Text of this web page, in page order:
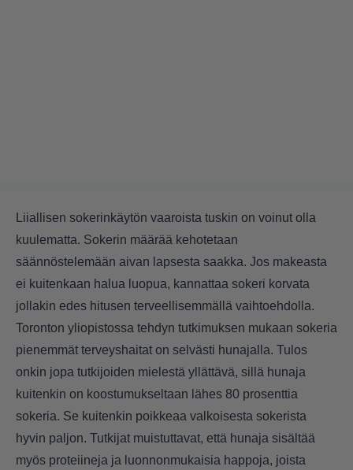
Liiallisen sokerinkäytön vaaroista tuskin on voinut olla
kuulematta. Sokerin määrää kehotetaan
säännöstelemään aivan lapsesta saakka. Jos makeasta
ei kuitenkaan halua luopua, kannattaa sokeri korvata
jollakin edes hitusen terveellisemmällä vaihtoehdolla.
Toronton yliopistossa tehdyn tutkimuksen mukaan sokeria
pienemmät terveyshaitat on selvästi hunajalla. Tulos
onkin jopa tutkijoiden mielestä yllättävä, sillä hunaja
kuitenkin on koostumukseltaan lähes 80 prosenttia
sokeria. Se kuitenkin poikkeaa valkoisesta sokerista
hyvin paljon. Tutkijat muistuttavat, että hunaja sisältää
myös proteiineja ja luonnonmukaisia happoja, joista